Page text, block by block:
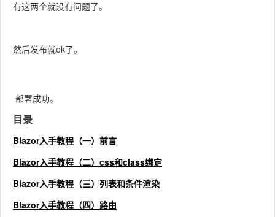
有这两个就没有问题了。
然后发布就ok了。
部署成功。
目录
Blazor入手教程（一）前言
Blazor入手教程（二）css和class绑定
Blazor入手教程（三）列表和条件渲染
Blazor入手教程（四）路由